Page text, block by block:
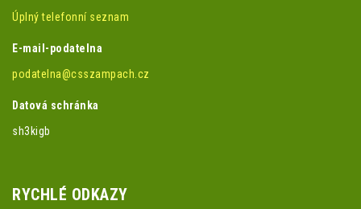
Úplný telefonní seznam
E-mail-podatelna
podatelna@csszampach.cz
Datová schránka
sh3kigb
RYCHLÉ ODKAZY